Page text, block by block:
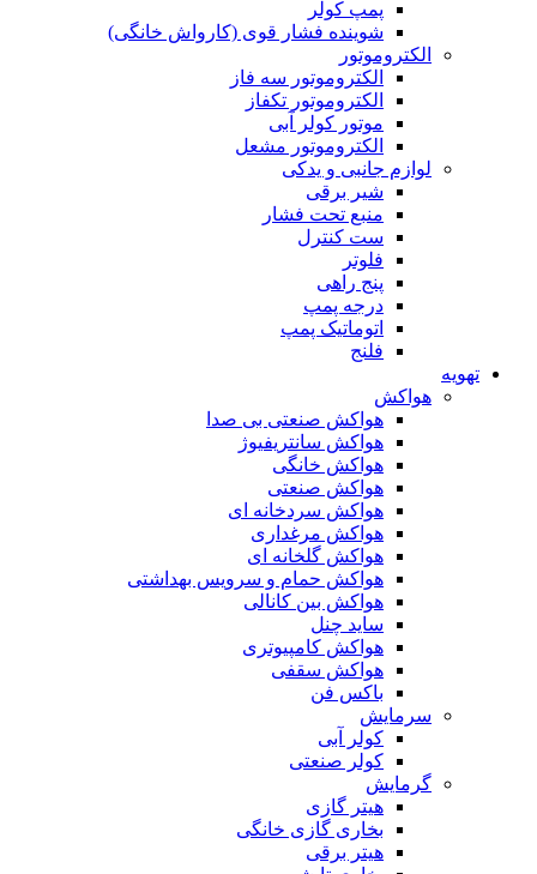
پمپ کولر
شوینده فشار قوی (کارواش خانگی)
الکتروموتور
الکتروموتور سه فاز
الکتروموتور تکفاز
موتور کولر آبی
الکتروموتور مشعل
لوازم جانبی و یدکی
شیر برقی
منبع تحت فشار
ست کنترل
فلوتر
پنج راهی
درجه پمپ
اتوماتیک پمپ
فلنج
تهویه
هواکش
هواکش صنعتی بی صدا
هواکش سانتریفیوژ
هواکش خانگی
هواکش صنعتی
هواکش سردخانه ای
هواکش مرغداری
هواکش گلخانه ای
هواکش حمام و سرویس بهداشتی
هواکش بین کانالی
ساید چنل
هواکش کامپیوتری
هواکش سقفی
باکس فن
سرمایش
کولر آبی
کولر صنعتی
گرمایش
هیتر گازی
بخاری گازی خانگی
هیتر برقی